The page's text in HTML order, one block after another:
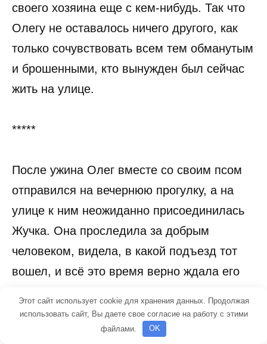
своего хозяина еще с кем-нибудь. Так что
Олегу не оставалось ничего другого, как
только сочувствовать всем тем обманутым
и брошенными, кто вынужден был сейчас
жить на улице.
*****
После ужина Олег вместе со своим псом
отправился на вечернюю прогулку, а на
улице к ним неожиданно присоединилась
Жучка. Она проследила за добрым
человеком, видела, в какой подъезд тот
вошел, и всё это время верно ждала его
Наличие огромного пса рядом с Олегом её
Этот сайт использует cookie для хранения данных. Продолжая
использовать сайт, Вы даете свое согласие на работу с этими
файлами.
OK